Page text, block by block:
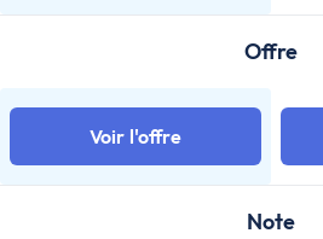
Offre
Voir l'offre
Note